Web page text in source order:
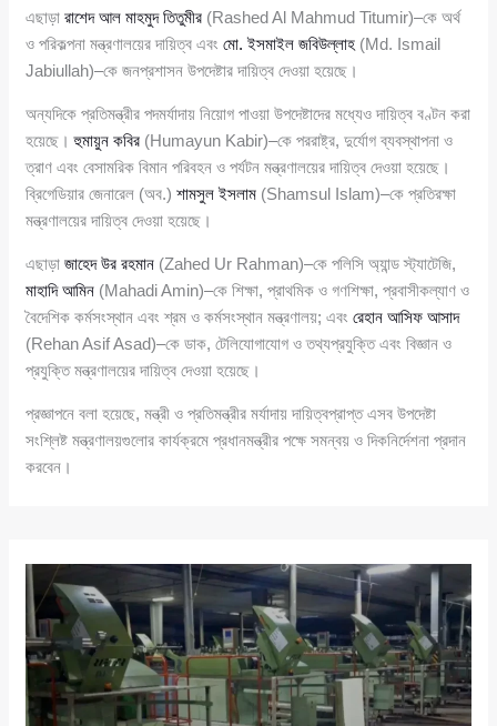
এছাড়ারাশেদ আল মাহমুদ তিতুমীর (Rashed Al Mahmud Titumir)–কে অর্থ
ও পরিকল্পনা মন্ত্রণালয়ের দায়িত্ব এবংমো. ইসমাইল জবিউল্লাহ (Md. Ismail
Jabiullah)–কে জনপ্রশাসন উপদেষ্টার দায়িত্ব দেওয়া হয়েছে।
অন্যদিকে প্রতিমন্ত্রীর পদমর্যাদায় নিয়োগ পাওয়া উপদেষ্টাদের মধ্যেও দায়িত্ব বণ্টন করা
হয়েছে।হুমায়ুন কবির (Humayun Kabir)–কে পররাষ্ট্র, দুর্যোগ ব্যবস্থাপনা ও
ত্রাণ এবং বেসামরিক বিমান পরিবহন ও পর্যটন মন্ত্রণালয়ের দায়িত্ব দেওয়া হয়েছে।
ব্রিগেডিয়ার জেনারেল (অব.)শামসুল ইসলাম (Shamsul Islam)–কে প্রতিরক্ষা
মন্ত্রণালয়ের দায়িত্ব দেওয়া হয়েছে।
এছাড়াজাহেদ উর রহমান (Zahed Ur Rahman)–কে পলিসি অ্যান্ড স্ট্যাটেজি,
মাহাদি আমিন (Mahadi Amin)–কে শিক্ষা, প্রাথমিক ও গণশিক্ষা, প্রবাসীকল্যাণ ও
বৈদেশিক কর্মসংস্থান এবং শ্রম ও কর্মসংস্থান মন্ত্রণালয়; এবংরেহান আসিফ আসাদ
(Rehan Asif Asad)–কে ডাক, টেলিযোগাযোগ ও তথ্যপ্রযুক্তি এবং বিজ্ঞান ও
প্রযুক্তি মন্ত্রণালয়ের দায়িত্ব দেওয়া হয়েছে।
প্রজ্ঞাপনে বলা হয়েছে, মন্ত্রী ও প্রতিমন্ত্রীর মর্যাদায় দায়িত্বপ্রাপ্ত এসব উপদেষ্টা
সংশ্লিষ্ট মন্ত্রণালয়গুলোর কার্যক্রমে প্রধানমন্ত্রীর পক্ষে সমন্বয় ও দিকনির্দেশনা প্রদান
করবেন।